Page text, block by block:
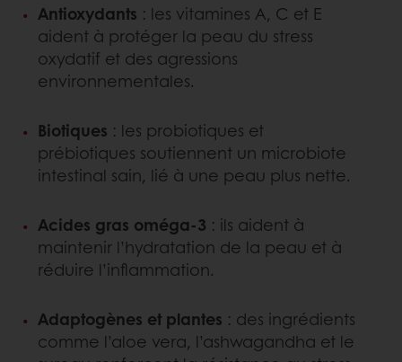
Antioxydants : les vitamines A, C et E
aident à protéger la peau du stress
oxydatif et des agressions
environnementales.
Biotiques : les probiotiques et
prébiotiques soutiennent un microbiote
intestinal sain, lié à une peau plus nette.
Acides gras oméga-3 : ils aident à
maintenir l’hydratation de la peau et à
réduire l’inflammation.
Adaptogènes et plantes : des ingrédients
comme l’aloe vera, l’ashwagandha et le